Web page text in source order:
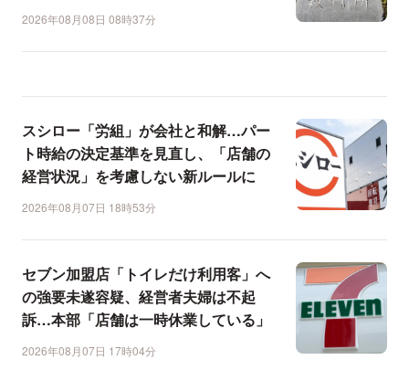
2026年08月08日 08時37分
スシロー「労組」が会社と和解…パー
ト時給の決定基準を見直し、「店舗の
経営状況」を考慮しない新ルールに
2026年08月07日 18時53分
セブン加盟店「トイレだけ利用客」へ
の強要未遂容疑、経営者夫婦は不起
訴…本部「店舗は一時休業している」
2026年08月07日 17時04分